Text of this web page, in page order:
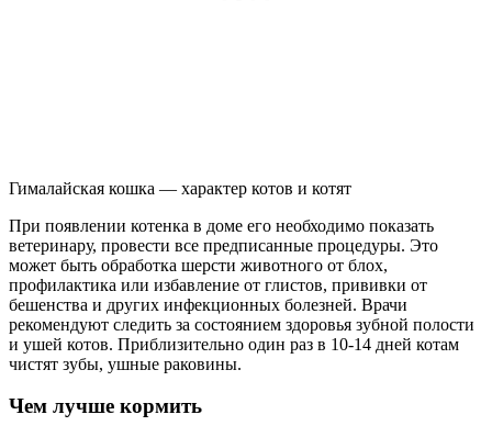
Гималайская кошка — характер котов и котят
При появлении котенка в доме его необходимо показать
ветеринару, провести все предписанные процедуры. Это
может быть обработка шерсти животного от блох,
профилактика или избавление от глистов, прививки от
бешенства и других инфекционных болезней. Врачи
рекомендуют следить за состоянием здоровья зубной полости
и ушей котов. Приблизительно один раз в 10-14 дней котам
чистят зубы, ушные раковины.
Чем лучше кормить